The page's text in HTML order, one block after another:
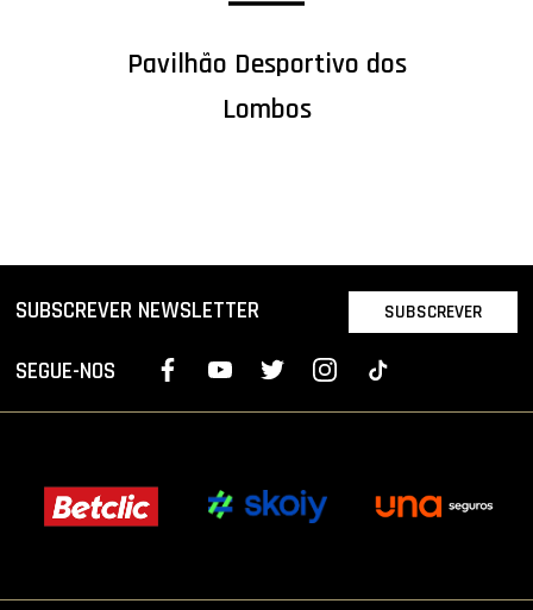
Pavilhão Desportivo dos
Lombos
SUBSCREVER NEWSLETTER SUBSCREVER
SEGUE-NOS